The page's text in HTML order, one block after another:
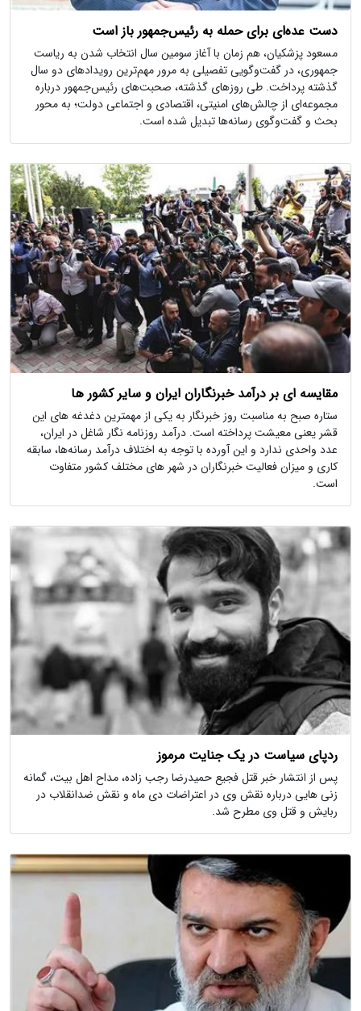
دست عده‌ای برای حمله به رئیس‌جمهور باز است
مسعود پزشکیان، هم زمان با آغاز سومین سال انتخاب شدن به ریاست‌
جمهوری‌، در گفت‌وگویی تفصیلی به مرور مهم‌ترین رویدادهای دو سال
گذشته پرداخت. طی روزهای گذشته، صحبت‌های رئیس‌جمهور درباره
مجموعه‌ای از چالش‌های امنیتی، اقتصادی و اجتماعی دولت؛ به محور
بحث و گفت‌وگوی رسانه‌ها تبدیل شده است.
مقایسه ای بر درآمد خبرنگاران ایران و سایر کشور ها
ستاره صبح به مناسبت روز خبرنگار به یکی از مهمترین دغدغه های این
قشر یعنی معیشت پرداخته است. درآمد روزنامه ‌نگار شاغل در ایران،
عدد واحدی ندارد و این آورده با توجه به اختلاف درآمد رسانه‌ها، سابقه
کاری و میزان فعالیت خبرنگاران در شهر های مختلف کشور متفاوت
است.
ردپای سیاست در یک جنایت مرموز
پس از انتشار خبر قتل فجیع حمیدرضا رجب زاده، مداح اهل بیت، گمانه
زنی هایی درباره نقش وی در اعتراضات دی ماه و نقش ضدانقلاب در
ربایش و قتل وی مطرح شد.